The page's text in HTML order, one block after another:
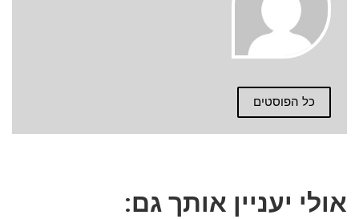
כל הפוסטים
אולי יעניין אותך גם: